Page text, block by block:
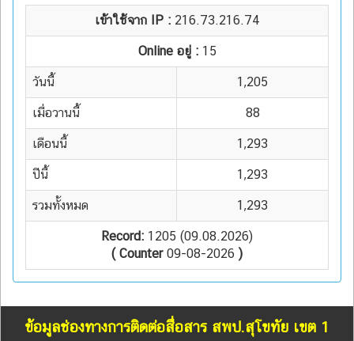
เข้าใช้จาก IP : 216.73.216.74
Online อยู่ : 15
วันนี้ 1,205
เมื่อวานนี้ 88
เดือนนี้ 1,293
ปีนี้ 1,293
รวมทั้งหมด 1,293
Record: 1205 (09.08.2026)
( Counter09-08-2026 )
ข้อมูลช่องทางการติดต่อสื่อสาร สพป.สุโขทัย เขต 1